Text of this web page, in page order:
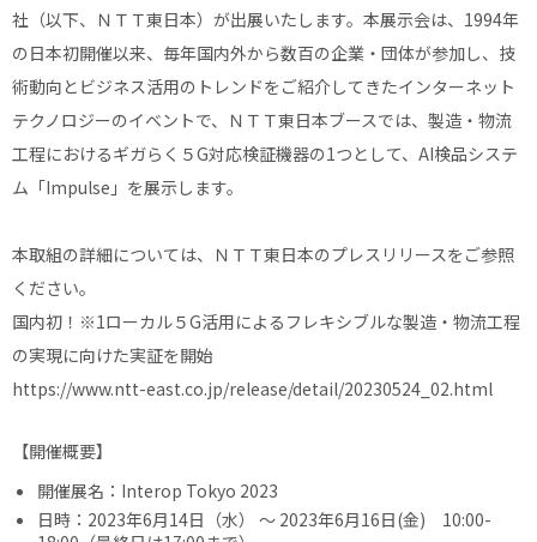
社（以下、ＮＴＴ東日本）が出展いたします。本展示会は、1994年
の日本初開催以来、毎年国内外から数百の企業・団体が参加し、技
術動向とビジネス活用のトレンドをご紹介してきたインターネット
テクノロジーのイベントで、ＮＴＴ東日本ブースでは、製造・物流
工程におけるギガらく５G対応検証機器の1つとして、AI検品システ
ム「Impulse」を展示します。
本取組の詳細については、ＮＴＴ東日本のプレスリリースをご参照
ください。
国内初！※1ローカル５G活用によるフレキシブルな製造・物流工程
の実現に向けた実証を開始
https://www.ntt-east.co.jp/release/detail/20230524_02.html
【開催概要】
開催展名：Interop Tokyo 2023
日時：2023年6月14日（水） 〜 2023年6月16日(金) 10:00-